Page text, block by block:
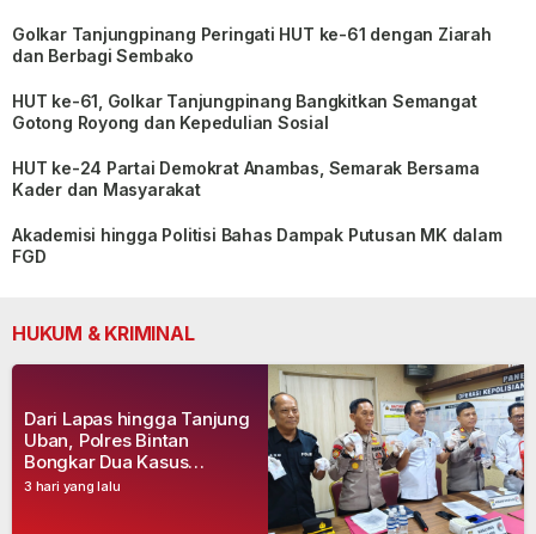
Golkar Tanjungpinang Peringati HUT ke-61 dengan Ziarah
dan Berbagi Sembako
HUT ke-61, Golkar Tanjungpinang Bangkitkan Semangat
Gotong Royong dan Kepedulian Sosial
HUT ke-24 Partai Demokrat Anambas, Semarak Bersama
Kader dan Masyarakat
Akademisi hingga Politisi Bahas Dampak Putusan MK dalam
FGD
HUKUM & KRIMINAL
3 hari yang lalu
Dari Lapas hingga Tanjung
Uban, Polres Bintan
Bongkar Dua Kasus
Narkoba, Empat Tersangka